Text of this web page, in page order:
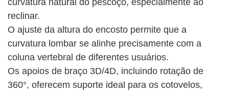
curvatura natural do pescoço, especialmente ao
reclinar.
O ajuste da altura do encosto permite que a
curvatura lombar se alinhe precisamente com a
coluna vertebral de diferentes usuários.
Os apoios de braço 3D/4D, incluindo rotação de
360°, oferecem suporte ideal para os cotovelos,